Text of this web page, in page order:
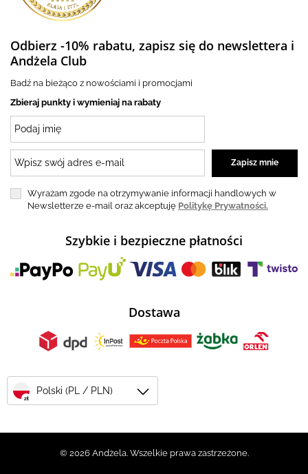
Odbierz -10% rabatu, zapisz się do newslettera i
Andżela Club
Badź na bieżąco z nowościami i promocjami
Zbieraj punkty i wymieniaj na rabaty
Wyrażam zgode na otrzymywanie informacji handlowych w
Newsletterze e-mail oraz akceptuję Politykę Prywatności.
Szybkie i bezpieczne płatności
Dostawa
zł
Polski (PL / PLN)
© 2026 Andżela. Wszelkie prawa zastrzeżone.